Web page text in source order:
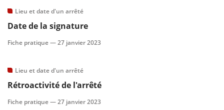
Lieu et date d'un arrêté
Date de la signature
Fiche pratique —27 janvier 2023
Lieu et date d'un arrêté
Rétroactivité de l'arrêté
Fiche pratique —27 janvier 2023